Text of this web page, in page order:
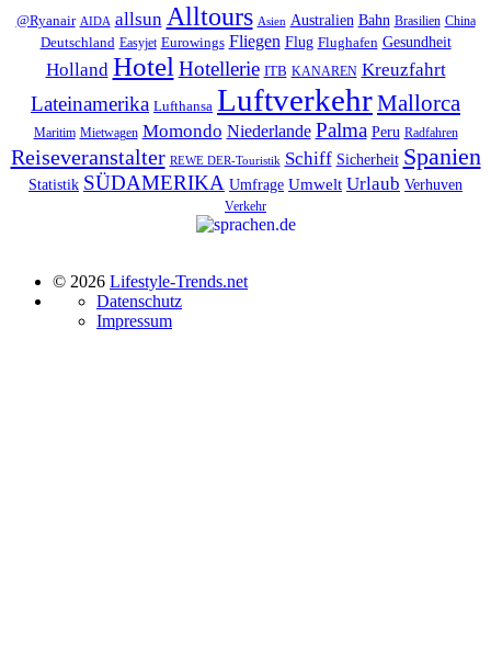
@Ryanair AIDA allsun Alltours Asien Australien Bahn Brasilien China
Deutschland Easyjet Eurowings Fliegen Flug Flughafen Gesundheit
Holland Hotel Hotellerie ITB KANAREN Kreuzfahrt
Lateinamerika Lufthansa LuftverkehrMallorca
Maritim Mietwagen Momondo Niederlande Palma Peru Radfahren
Reiseveranstalter REWE DER-Touristik Schiff Sicherheit Spanien
Statistik SÜDAMERIKA Umfrage Umwelt Urlaub Verhuven
Verkehr
© 2026 Lifestyle-Trends.net
Datenschutz
Impressum